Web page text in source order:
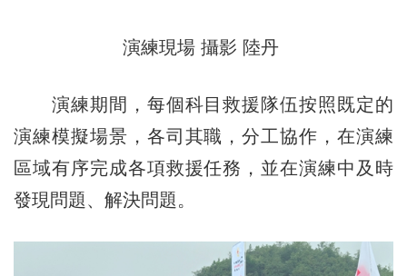
演練現場 攝影 陸丹
演練期間，每個科目救援隊伍按照既定的
演練模擬場景，各司其職，分工協作，在演練
區域有序完成各項救援任務，並在演練中及時
發現問題、解決問題。